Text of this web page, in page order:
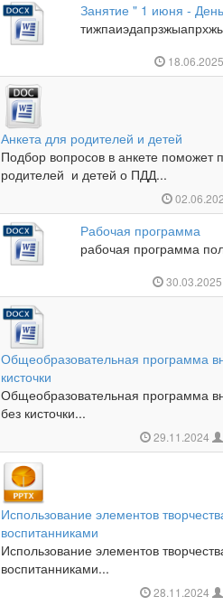
Занятие " 1 июня -
Анкета для родителей и детей
Подбор вопросов в анкете поможет
родителей и детей о ПДД...
Рабочая программа
рабочая программа
Общеобразовательная программа
кисточки
Общеобразовательная программа
без кисточки...
29.11.2024
Использование элементов
воспитанниками
Использование элементов
воспитанниками...
28.11.2024